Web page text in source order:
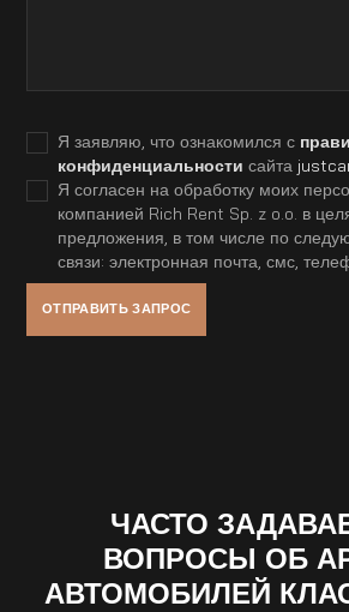
Я заявляю, что ознакомился с
конфиденциальности сайта
Я согласен на обработку моих
компанией Rich Rent Sp. z o.o. в
предложения, в том числе по
связи: электронная почта, смс,
ЧАСТО
ВОПРОСЫ ОБ
АВТОМОБИЛЕЙ